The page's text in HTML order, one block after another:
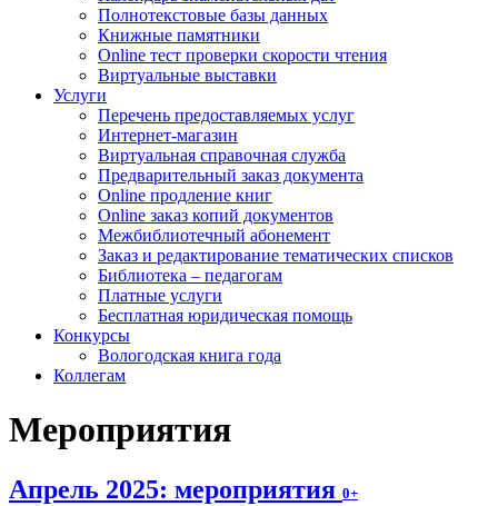
Полнотекстовые базы данных
Книжные памятники
Online тест проверки скорости чтения
Виртуальные выставки
Услуги
Перечень предоставляемых услуг
Интернет-магазин
Виртуальная справочная служба
Предварительный заказ документа
Online продление книг
Online заказ копий документов
Межбиблиотечный абонемент
Заказ и редактирование тематических списков
Библиотека – педагогам
Платные услуги
Бесплатная юридическая помощь
Конкурсы
Вологодская книга года
Коллегам
Мероприятия
Апрель 2025: мероприятия 0+